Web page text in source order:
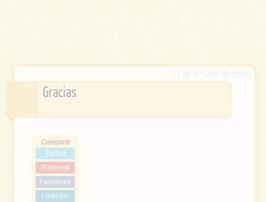
Gracias
Compartir
Twitter
Pinterest
Facebook
Linkedin